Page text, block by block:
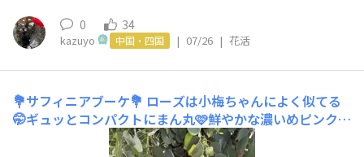
0 34
kazuyo 中国・四国 | 07/26 | 花活
💐サフィニアブーケ💐 ローズは小梅ちゃんによく似てる
🤭ギュッとコンパクトにまん丸🩷鮮やかな濃いめピンクが
可愛いです😍切り戻しました🌱✨また咲いてね♪